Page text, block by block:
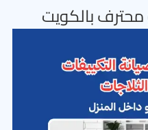
محترف بالكويت